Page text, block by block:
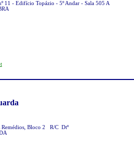
11 - Edifício Topázio - 5º Andar - Sala 505 A
Remédios, Bloco 2 R/C Dtº